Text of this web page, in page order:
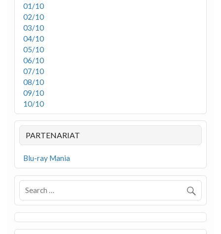
01/10
02/10
03/10
04/10
05/10
06/10
07/10
08/10
09/10
10/10
PARTENARIAT
Blu-ray Mania